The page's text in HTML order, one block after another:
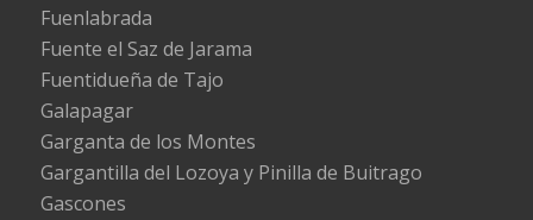
Fuenlabrada
Fuente el Saz de Jarama
Fuentidueña de Tajo
Galapagar
Garganta de los Montes
Gargantilla del Lozoya y Pinilla de Buitrago
Gascones